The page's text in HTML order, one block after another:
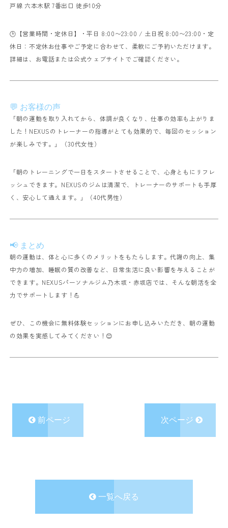
戸線 六本木駅 7番出口 徒歩10分
🕒【営業時間・定休日】 ・平日 8:00〜23:00 / 土日祝 8:00〜23:00 ・定
休日：不定休お仕事やご予定に合わせて、柔軟にご予約いただけます。
詳細は、お電話または公式ウェブサイトでご確認ください。
💬 お客様の声
「朝の運動を取り入れてから、体調が良くなり、仕事の効率も上がりま
した！NEXUSのトレーナーの指導がとても効果的で、毎回のセッション
が楽しみです。」（30代女性）
「朝のトレーニングで一日をスタートさせることで、心身ともにリフレ
ッシュできます。NEXUSのジムは清潔で、トレーナーのサポートも手厚
く、安心して通えます。」（40代男性）
📢 まとめ
朝の運動は、体と心に多くのメリットをもたらします。代謝の向上、集
中力の増加、睡眠の質の改善など、日常生活に良い影響を与えることが
できます。NEXUSパーソナルジム乃木坂・赤坂店では、そんな朝活を全
力でサポートします！💪
ぜひ、この機会に無料体験セッションにお申し込みいただき、朝の運動
の効果を実感してみてください！😊
前ページ 次ページ
一覧へ戻る